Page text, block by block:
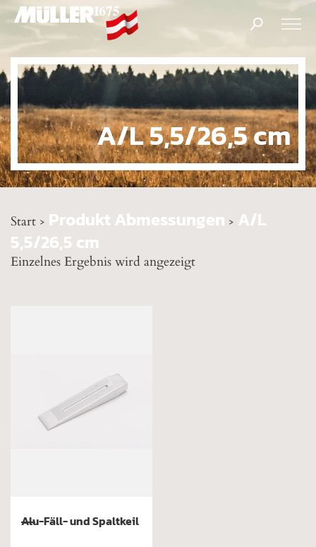
Products
search
A/L 5,5/26,5 cm
Start > Produkt Abmessungen > A/L
5,5/26,5 cm
Einzelnes Ergebnis wird angezeigt
Alu-Fäll- und Spaltkeil